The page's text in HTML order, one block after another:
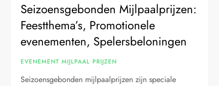
Seizoensgebonden Mijlpaalprijzen:
Feestthema’s, Promotionele
evenementen, Spelersbeloningen
EVENEMENT MIJLPAAL PRIJZEN
Seizoensgebonden mijlpaalprijzen zijn speciale